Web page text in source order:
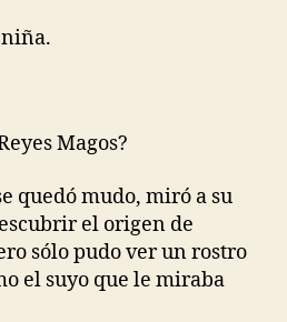
Magos?
quedó mudo, miró a su
el origen de
sólo pudo ver un rostro
el suyo que le miraba